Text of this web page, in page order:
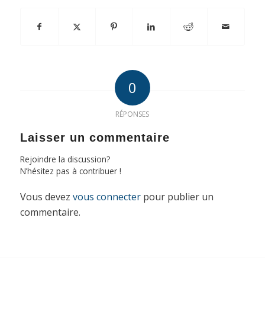
0
RÉPONSES
Laisser un commentaire
Rejoindre la discussion?
N’hésitez pas à contribuer !
Vous devez vous connecterpour publier un
commentaire.